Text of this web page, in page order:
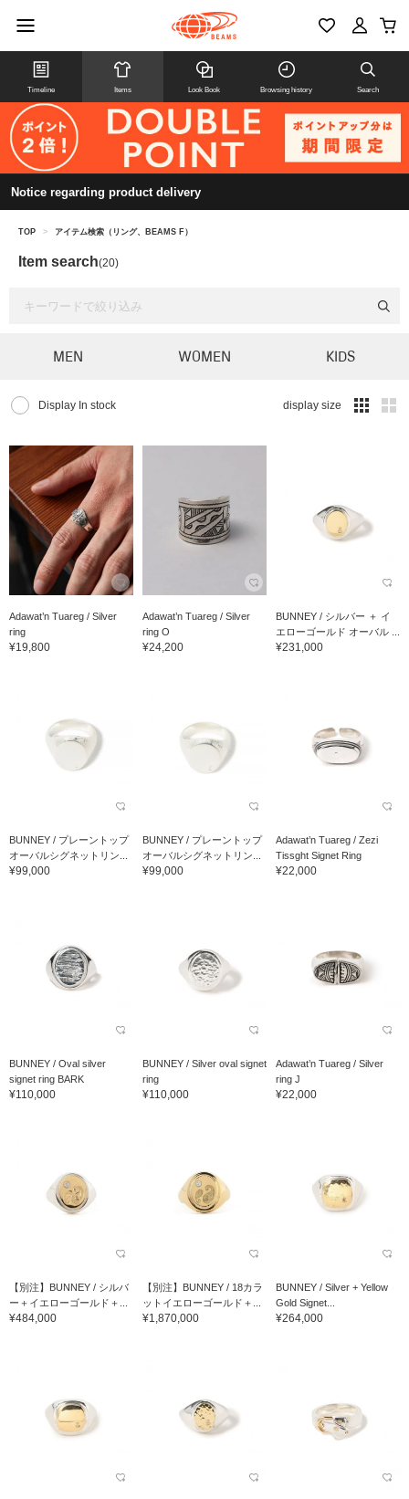
Timeline Items Look Book Browsing history Search
Notice regarding product delivery
TOP > アイテム検索（リング、BEAMS F）
Item search(20)
MEN WOMEN KIDS
Display In stock display size
Adawat’n Tuareg / Silver
ring
¥19,800
Adawat’n Tuareg / Silver
ring O
¥24,200
BUNNEY / シルバー ＋ イ
エローゴールド オーバル ...
¥231,000
BUNNEY / プレーントップ
オーバルシグネットリン...
¥99,000
BUNNEY / プレーントップ
オーバルシグネットリン...
¥99,000
Adawat’n Tuareg / Zezi
Tissght Signet Ring
¥22,000
BUNNEY / Oval silver
signet ring BARK
¥110,000
BUNNEY / Silver oval signet
ring
¥110,000
Adawat’n Tuareg / Silver
ring J
¥22,000
【別注】BUNNEY / シルバ
ー＋イエローゴールド＋...
¥484,000
【別注】BUNNEY / 18カラ
ットイエローゴールド＋...
¥1,870,000
BUNNEY / Silver + Yellow
Gold Signet...
¥264,000